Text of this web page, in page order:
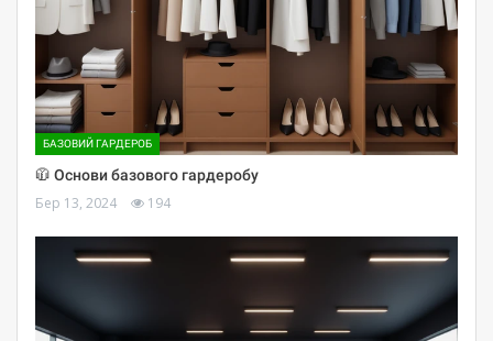
БАЗОВИЙ ГАРДЕРОБ
🧥 Основи базового гардеробу
Бер 13, 2024 194